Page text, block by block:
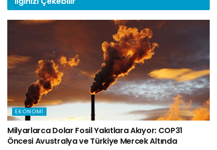
EKONOMI
Milyarlarca Dolar Fosil Yakıtlara Akıyor: COP31
Öncesi Avustralya ve Türkiye Mercek Altında